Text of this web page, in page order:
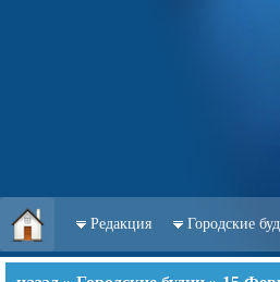
Редакция Городские